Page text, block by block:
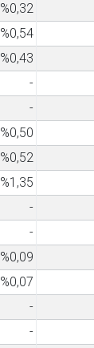
%0,32
%0,54
%0,43
-
-
%0,50
%0,52
%1,35
-
-
%0,09
%0,07
-
-